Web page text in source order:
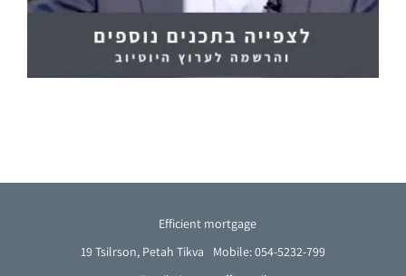
Efficient mortgage
19 Tsilrson, Petah Tikva
Mobile: 054-5232-799